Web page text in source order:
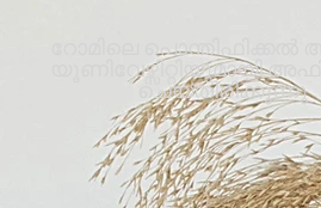
റോമിലെ പൊന്തിഫിക്കൽ
യൂണിവേഴ്സിറ്റിയുമായി
ചെയ്തിരിക്കുന്നു